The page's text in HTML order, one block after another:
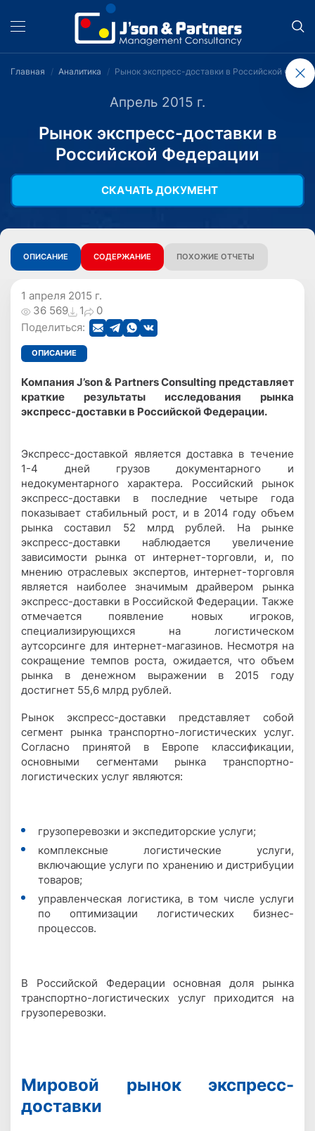
Главная Аналитика Рынок экспресс-доставки в Российской
Апрель 2015 г.
Рынок экспресс-доставки в
Российской Федерации
СКАЧАТЬ ДОКУМЕНТ
ОПИСАНИЕ СОДЕРЖАНИЕ ПОХОЖИЕ ОТЧЕТЫ
1 апреля 2015 г.
36 569
1
0
Поделиться:
ОПИСАНИЕ
Компания J’son & Partners Consulting представляет
краткие результаты исследования рынка
экспресс-доставки в Российской Федерации.
Экспресс-доставкой является доставка в течение
1-4 дней грузов документарного и
недокументарного характера. Российский рынок
экспресс-доставки в последние четыре года
показывает стабильный рост, и в 2014 году объем
рынка составил 52 млрд рублей. На рынке
экспресс-доставки наблюдается увеличение
зависимости рынка от интернет-торговли, и, по
мнению отраслевых экспертов, интернет-торговля
является наиболее значимым драйвером рынка
экспресс-доставки в Российской Федерации. Также
отмечается появление новых игроков,
специализирующихся на логистическом
аутсорсинге для интернет-магазинов. Несмотря на
сокращение темпов роста, ожидается, что объем
рынка в денежном выражении в 2015 году
достигнет 55,6 млрд рублей.
Рынок экспресс-доставки представляет собой
сегмент рынка транспортно-логистических услуг.
Согласно принятой в Европе классификации,
основными сегментами рынка транспортно-
логистических услуг являются:
грузоперевозки и экспедиторские услуги;
комплексные логистические услуги,
включающие услуги по хранению и дистрибуции
товаров;
управленческая логистика, в том числе услуги
по оптимизации логистических бизнес-
процессов.
В Российской Федерации основная доля рынка
транспортно-логистических услуг приходится на
грузоперевозки.
Мировой рынок экспресс-
доставки